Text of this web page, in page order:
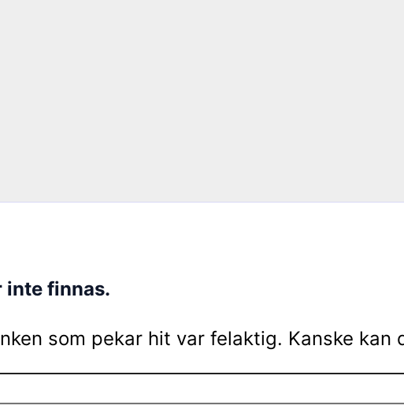
inte finnas.
som pekar hit var felaktig. Kanske kan